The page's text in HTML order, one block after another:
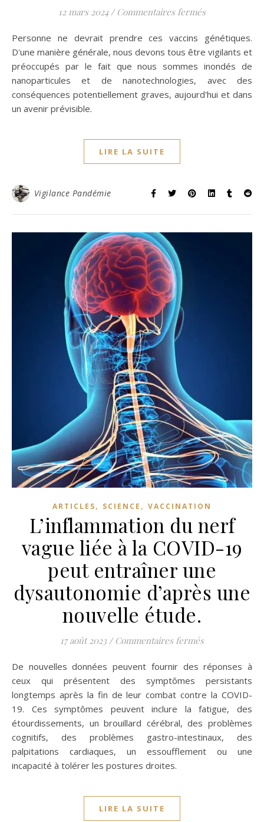
12 mars 2024 / Commentaires ferméssur Les
Personne ne devrait prendre ces vaccins génétiques.
D'une manière générale, nous devons tous être vigilants et
préoccupés par le fait que nous sommes inondés de
nanoparticules et de nanotechnologies, avec des
conséquences potentiellement graves, aujourd'hui et dans
un avenir prévisible.
LIRE LA SUITE
Vigilance Pandémie
ARTICLES, SCIENCE , VACCINATION
L’inflammation du nerf
vague liée à la COVID-19
peut entraîner une
dysautonomie d’après une
nouvelle étude.
17 août 2023 / Commentaires ferméssur
De nouvelles données peuvent fournir des réponses à
ceux qui présentent des symptômes persistants
longtemps après la fin de leur combat contre la COVID-
19. Ces symptômes peuvent inclure la fatigue, des
étourdissements, un brouillard cérébral, des problèmes
cognitifs, des problèmes gastro-intestinaux, des
palpitations cardiaques, un essoufflement ou une
incapacité à tolérer les postures droites.
LIRE LA SUITE